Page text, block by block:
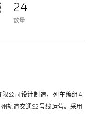
24
数量
限公司设计制造，列车编组4
轨道交通S2号线运营。采用